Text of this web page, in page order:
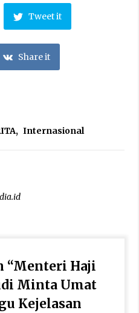
Tweet it
Share it
, Internasional
“Menteri Haji
Minta Umat
Kejelasan